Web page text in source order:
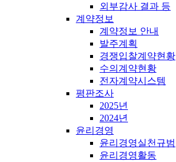
외부감사 결과 등
계약정보
계약정보 안내
발주계획
경쟁입찰계약현황
수의계약현황
전자계약시스템
평판조사
2025년
2024년
윤리경영
윤리경영실천규범
윤리경영활동